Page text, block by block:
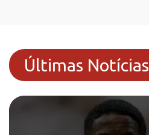
Últimas Notícias